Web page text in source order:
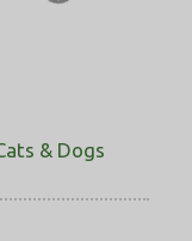
& Dogs